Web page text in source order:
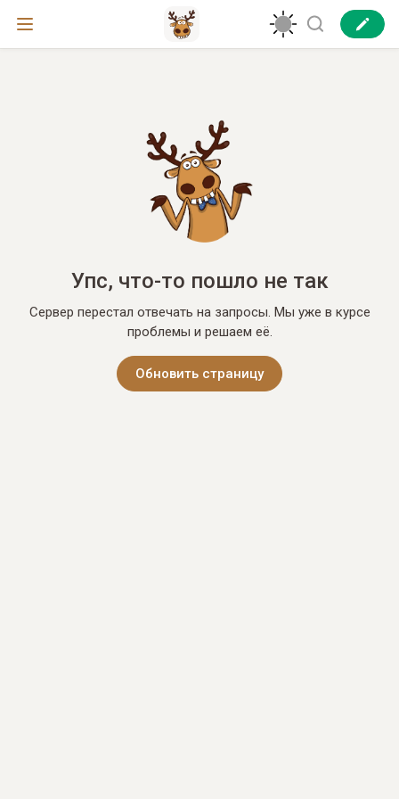
Упс, что-то пошло не так
Сервер перестал отвечать на запросы. Мы уже в курсе
проблемы и решаем её.
Обновить страницу